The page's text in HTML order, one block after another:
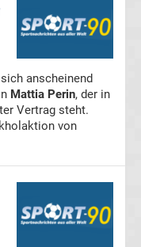
anscheinend
Mattia Perin, der in
Vertrag steht.
von